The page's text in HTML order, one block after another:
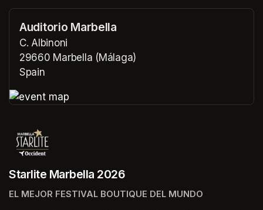
Auditorio Marbella
C. Albinoni
29660 Marbella (Málaga)
Spain
Starlite Marbella 2026
EL MEJOR FESTIVAL BOUTIQUE DEL MUNDO